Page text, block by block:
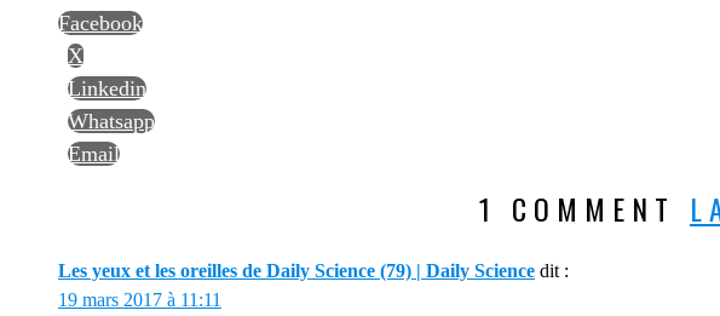
Facebook
X
Linkedin
Whatsapp
Email
1 COMMENT
Les yeux et les oreilles de Daily Science (79) | Daily Science dit :
19 mars 2017 à 11:11